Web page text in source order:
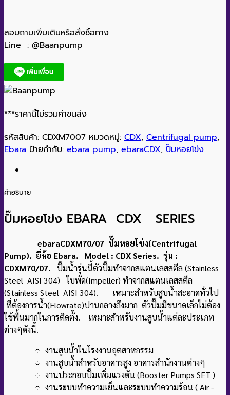
สอบถามเพิ่มเติมหรือสั่งซื้อทาง
Line : @Baanpump
***ราคานี้ไม่รวมค่าขนส่ง
รหัสสินค้า: CDXM7007 หมวดหมู่: CDX, Centrifugal pump,
Ebara ป้ายกำกับ: ebara pump, ebaraCDX, ปั๊มหอยโข่ง
คำอธิบาย
ปั๊มหอยโข่ง EBARA CDX SERIES
ebaraCDXM70/07 ปั๊มหอยโข่ง(Centrifugal
Pump). ยี่ห้อ Ebara. Model : CDX Series. รุ่น :
CDXM70/07. ปั๊มน้ำรุ่นนี้ตัวปั๊มทำจากสแตนเลสสตีล (Stainless
Steel AISI 304) ใบพัด(Impeller) ทำจากสแตนเลสสตีล
(Stainless Steel AISI 304). เหมาะสำหรับสูบน้ำสะอาดทั่วไป
ที่ต้องการน้ำ(Flowrate)ปานกลางถึงมาก ตัวปั๊มมีขนาดเล็กไม่ต้อง
ใช้พื้นมากในการติดตั้ง. เหมาะสำหรับงานสูบน้ำแต่ละประเภท
ต่างๆดังนี้.
งานสูบน้ำในโรงงานอุตสาหกรรม
งานสูบน้ำสำหรับอาคารสูง อาคารสำนักงานต่างๆ
งานประกอบปั๊มเพิ่มแรงดัน (Booster Pumps SET )
งานระบบทำความเย็นและระบบทำความร้อน ( Air -